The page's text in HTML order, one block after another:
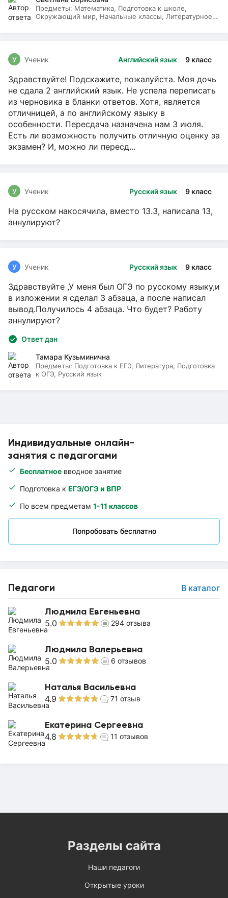
Индивидуальные онлайн-
занятия с педагогами
Бесплатное вводное занятие
Подготовка к ЕГЭ/ОГЭ и ВПР
По всем предметам 1-11 классов
Попробовать бесплатно
Педагоги В каталог
Людмила Евгеньевна
5.0 294 отзыва
Людмила Валерьевна
5.0 6 отзывов
Наталья Васильевна
4.9 71 отзыв
Екатерина Сергеевна
4.8 11 отзывов
Предметы: Математика, Подготовка к школе,
Окружающий мир, Начальные классы, Литературное
Английский язык 9 класс
У Ученик
Здравствуйте! Подскажите, пожалуйста. Моя дочь
не сдала 2 английский язык. Не успела переписать
из черновика в бланки ответов. Хотя, является
отличницей, а по английскому языку в
особенности. Пересдача назначена нам 3 июля.
Есть ли возможность получить отличную оценку за
экзамен? И, можно ли пересд...
Русский язык 9 класс
У Ученик
На русском накосячила, вместо 13.3, написала 13,
аннулируют?
Русский язык 9 класс
У Ученик
Здравствуйте ,У меня был ОГЭ по русскому языку,и
в изложении я сделал 3 абзаца, а после написал
вывод.Получилось 4 абзаца. Что будет? Работу
аннулируют?
Ответ дан
Тамара Кузьминична
Предметы: Подготовка к ЕГЭ, Литература, Подготовка
к ОГЭ, Русский язык
Разделы сайта
Наши педагоги
Открытые уроки